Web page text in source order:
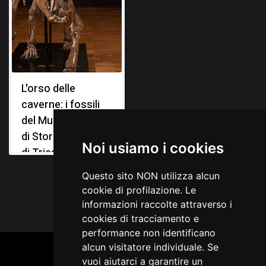
Noi usiamo i cookies
Questo sito NON utilizza alcun
cookie di profilazione. Le
informazioni raccolte attraverso i
cookies di tracciamento e
performance non identificano
alcun visitatore individuale. Se
vuoi aiutarci a garantire un
eseguiti nel 1906, in Bollettino della Società Adriatica di
Scienze Naturali in Trieste, Trieste 1908, 24
Marchesetti C., Relazione sugli scavi paletonologici
eseguiti nel 1904, in Bollettino della Società Adriatica di
Scienze Naturali in Trieste, Trieste 1907, 23
Perko G. A., La fauna diluviale della caverna degli Orsi
presso Nabresina, in Il Tourista, Trieste 1904, XI, n. 1-4
L'orso delle
caverne: i fossili
del Museo Civico
di Storia Naturale
di Trieste